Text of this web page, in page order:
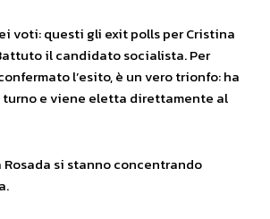
voti: questi gli exit polls per Cristina
il candidato socialista. Per
l’esito, è un vero trionfo: ha
e viene eletta direttamente al
Rosada si stanno concentrando